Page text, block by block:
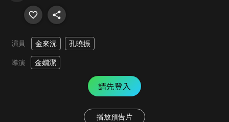
演員 金來沅 孔曉振
導演 金嫺潔
請先登入
播放預告片